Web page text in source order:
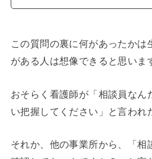
この質問の裏に何があったかは
がある人は想像できると思いま
おそらく看護師が「相談員なん
い把握してください」と言われ
それか、他の事業所から、「相